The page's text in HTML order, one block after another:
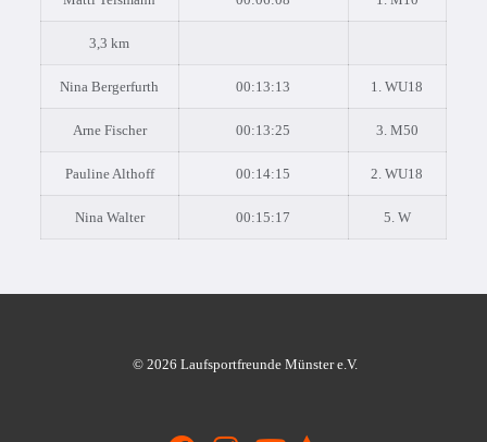
3,3 km
Nina Bergerfurth 00:13:13 1. WU18
Arne Fischer 00:13:25 3. M50
Pauline Althoff 00:14:15 2. WU18
Nina Walter 00:15:17 5. W
© 2026 Laufsportfreunde Münster e.V.